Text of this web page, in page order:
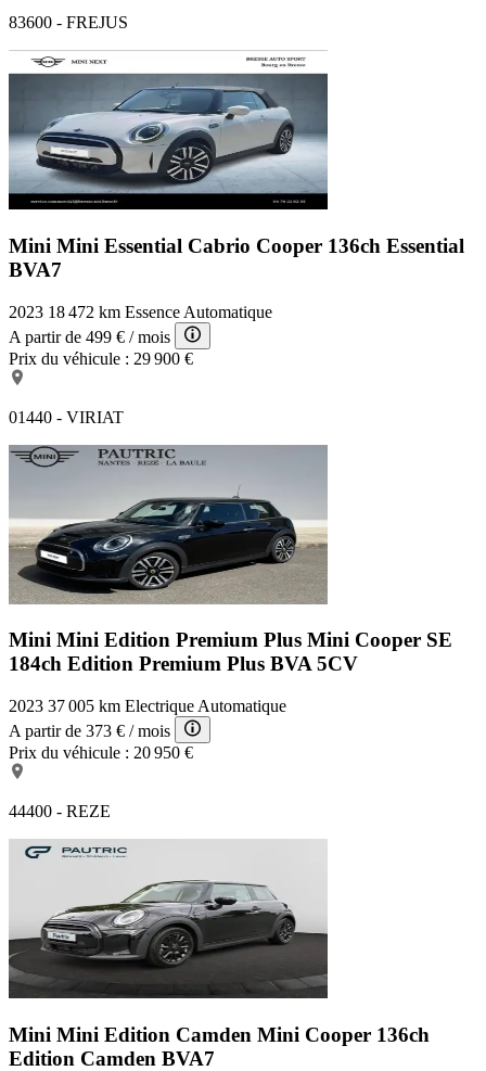
83600 - FREJUS
Mini Mini Essential Cabrio Cooper 136ch Essential
BVA7
2023 18 472 km Essence Automatique
A partir de 499 € / mois
Prix du véhicule : 29 900 €
01440 - VIRIAT
Mini Mini Edition Premium Plus Mini Cooper SE
184ch Edition Premium Plus BVA 5CV
2023 37 005 km Electrique Automatique
A partir de 373 € / mois
Prix du véhicule : 20 950 €
44400 - REZE
Mini Mini Edition Camden Mini Cooper 136ch
Edition Camden BVA7